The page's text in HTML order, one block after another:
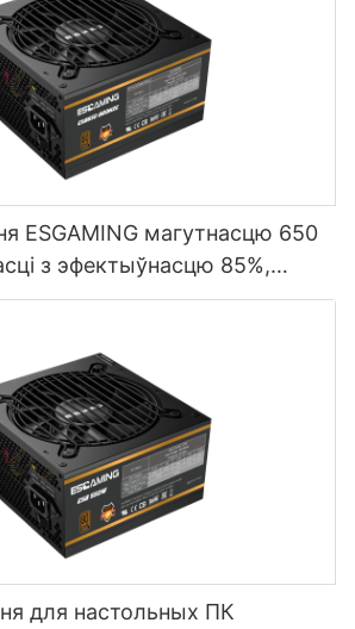
ESGAMING магутнасцю 650
з эфектыўнасцю 85%,
80+ Bronze, для настольных
для настольных ПК